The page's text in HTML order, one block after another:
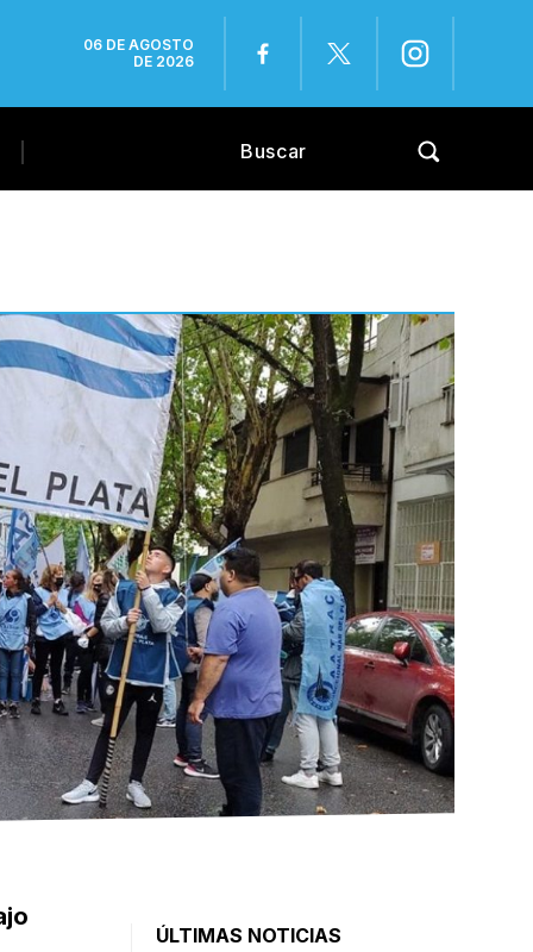
06 DE AGOSTO
DE 2026
ÚLTIMAS NOTICIAS